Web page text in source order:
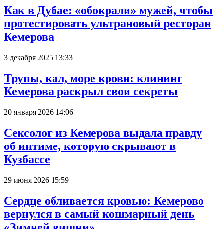
Как в Дубае: «обокрали» мужей, чтобы
протестировать ультрановый ресторан
Кемерова
3 декабря 2025 13:33
Трупы, кал, море крови: клининг
Кемерова раскрыл свои секреты
20 января 2026 14:06
Сексолог из Кемерова выдала правду
об интиме, которую скрывают в
Кузбассе
29 июня 2026 15:59
Сердце обливается кровью: Кемерово
вернулся в самый кошмарный день